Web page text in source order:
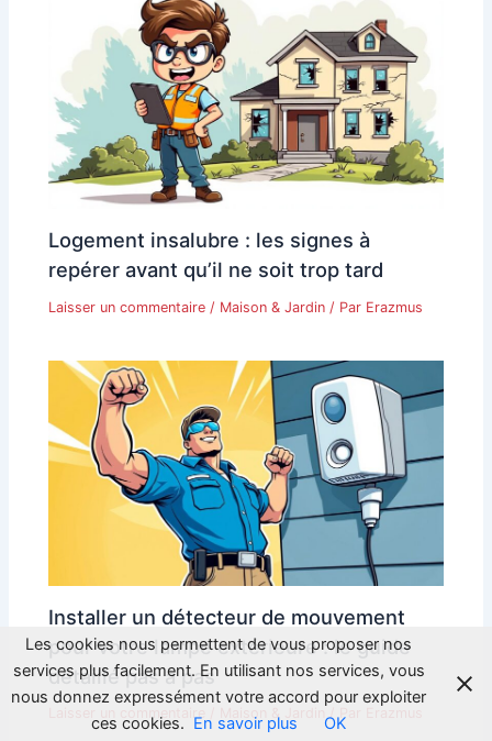
Logement insalubre : les signes à
repérer avant qu’il ne soit trop tard
Laisser un commentaire / Maison & Jardin / Par Erazmus
Installer un détecteur de mouvement
pour votre lampe extérieure : le guide
détaillé pas à pas
Laisser un commentaire Maison & Jardin / Par
Les cookies nous permettent de vous proposer nos
services plus facilement. En utilisant nos services, vous
nous donnez expressément votre accord pour exploiter
ces cookies. En savoir plus OK